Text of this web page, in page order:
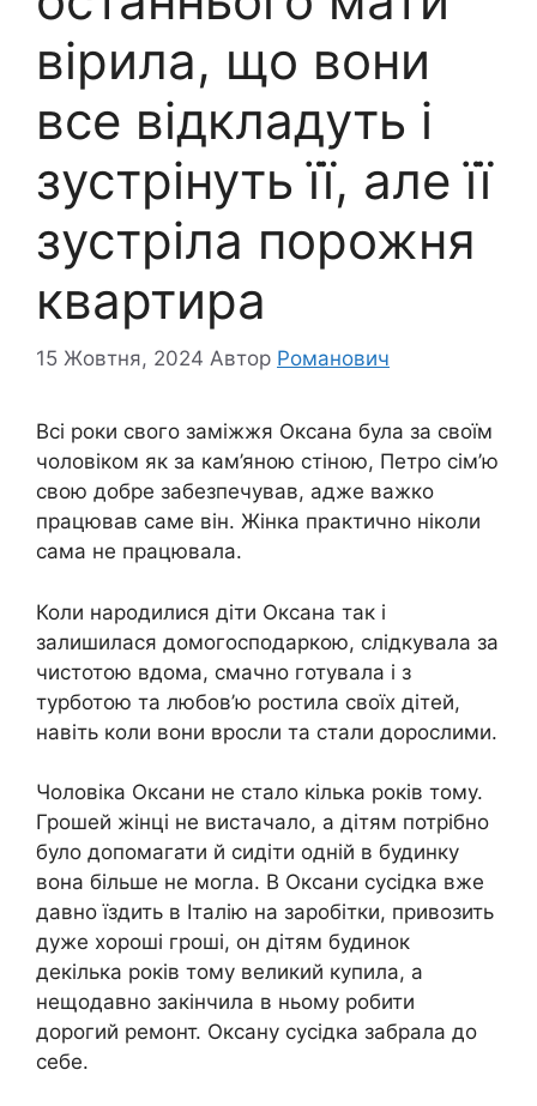
вірила, що вони
все відкладуть і
зустрінуть її, але її
зустріла порожня
квартира
15 Жовтня, 2024 Автор Романович
Всі роки свого заміжжя Оксана була за своїм
чоловіком як за кам’яною стіною, Петро сім’ю
свою добре забезпечував, адже важко
працював саме він. Жінка практично ніколи
сама не працювала.
Коли народилися діти Оксана так і
залишилася домогосподаркою, слідкувала за
чистотою вдома, смачно готувала і з
турботою та любов’ю ростила своїх дітей,
навіть коли вони вросли та стали дорослими.
Чоловіка Оксани не стало кілька років тому.
Грошей жінці не вистачало, а дітям потрібно
було допомагати й сидіти одній в будинку
вона більше не могла. В Оксани сусідка вже
давно їздить в Італію на заробітки, привозить
дуже хороші гроші, он дітям будинок
декілька років тому великий купила, а
нещодавно закінчила в ньому робити
дорогий ремонт. Оксану сусідка забрала до
себе.